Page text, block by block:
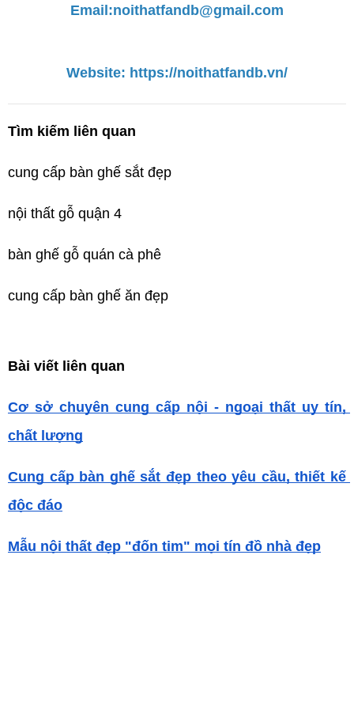
Email:noithatfandb@gmail.com
Website: https://noithatfandb.vn/
Tìm kiếm liên quan
cung cấp bàn ghế sắt đẹp
nội thất gỗ quận 4
bàn ghế gỗ quán cà phê
cung cấp bàn ghế ăn đẹp
Bài viết liên quan
Cơ sở chuyên cung cấp nội - ngoại thất uy tín,
chất lượng
Cung cấp bàn ghế sắt đẹp theo yêu cầu, thiết kế
độc đáo
Mẫu nội thất đẹp "đốn tim" mọi tín đồ nhà đẹp